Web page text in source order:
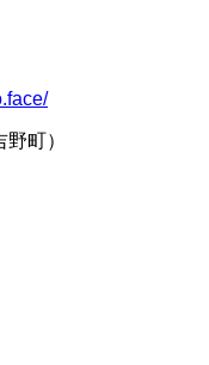
町）